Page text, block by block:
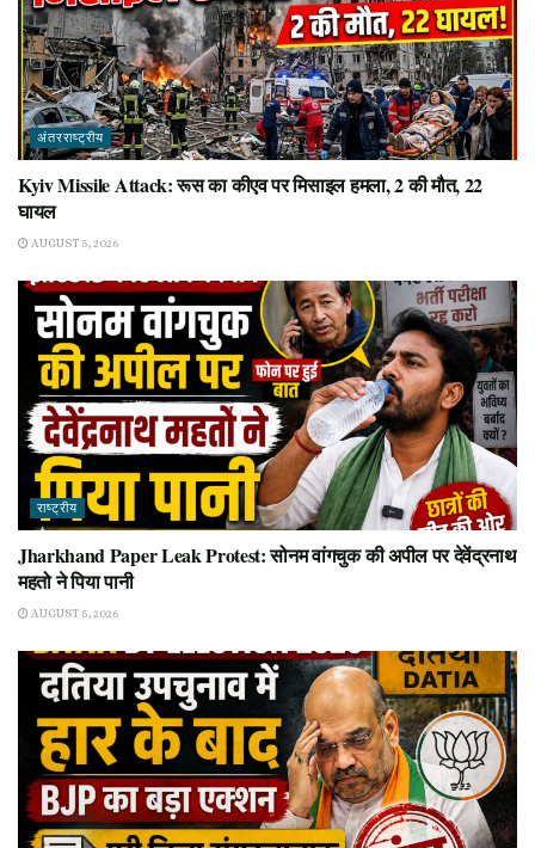
अंतरराष्ट्रीय
Kyiv Missile Attack: रूस का कीएव पर मिसाइल हमला, 2 की मौत, 22
घायल
AUGUST 5, 2026
राष्ट्रीय
Jharkhand Paper Leak Protest: सोनम वांगचुक की अपील पर देवेंद्रनाथ
महतो ने पिया पानी
AUGUST 5, 2026